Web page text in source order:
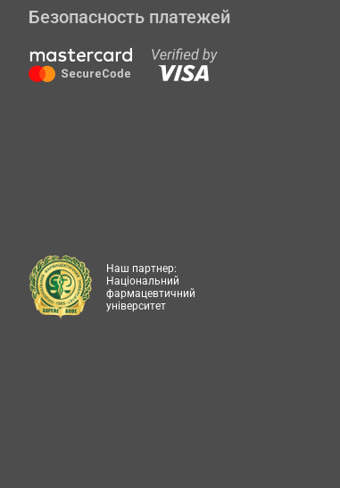
Безопасность платежей
Наш партнер:
Національний
фармацевтичний
університет